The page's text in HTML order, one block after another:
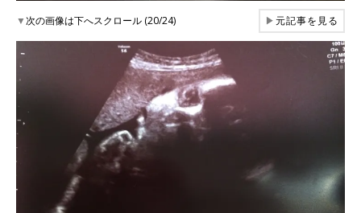
▼次の画像は下へスクロール (20/24) ▶元記事を見る